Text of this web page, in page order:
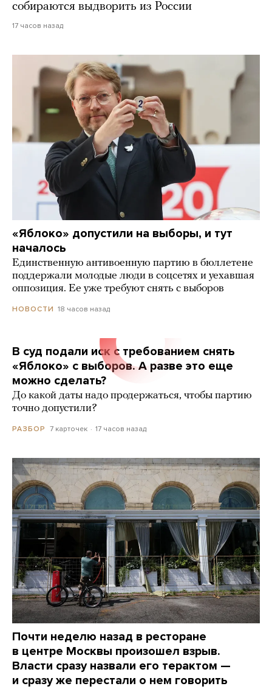
собираются выдворить из России
17 часов назад
«Яблоко» допустили на выборы, и тут
началось
Единственную антивоенную партию в бюллетене
поддержали молодые люди в соцсетях и уехавшая
оппозиция. Ее уже требуют снять с выборов
НОВОСТИ 18 часов назад
В суд подали иск с требованием снять
«Яблоко» с выборов. А разве это еще
можно сделать?
До какой даты надо продержаться, чтобы партию
точно допустили?
РАЗБОР 7 карточек 17 часов назад
Почти неделю назад в ресторане
в центре Москвы произошел взрыв.
Власти сразу назвали его терактом —
и сразу же перестали о нем говорить